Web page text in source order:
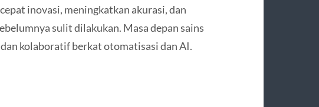
inovasi, meningkatkan akurasi, dan
sulit dilakukan. Masa depan sains
kolaboratif berkat otomatisasi dan AI.